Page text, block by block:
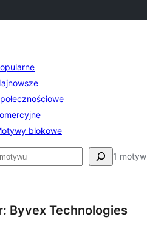
blokowe
1 motyw
Byvex Technologies